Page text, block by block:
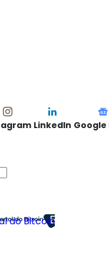
LinkedIn Google
do Bitcoin